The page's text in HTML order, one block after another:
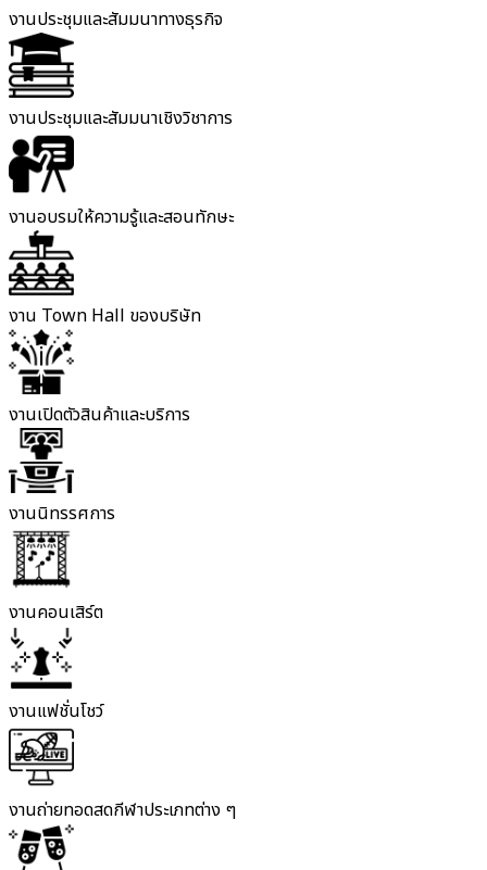
งานประชุมและสัมมนาทางธุรกิจ
งานประชุมและสัมมนาเชิงวิชาการ
งานอบรมให้ความรู้และสอนทักษะ
งาน Town Hall ของบริษัท
งานเปิดตัวสินค้าและบริการ
งานนิทรรศการ
งานคอนเสิร์ต
งานแฟชั่นโชว์
งานถ่ายทอดสดกีฬาประเภทต่าง ๆ